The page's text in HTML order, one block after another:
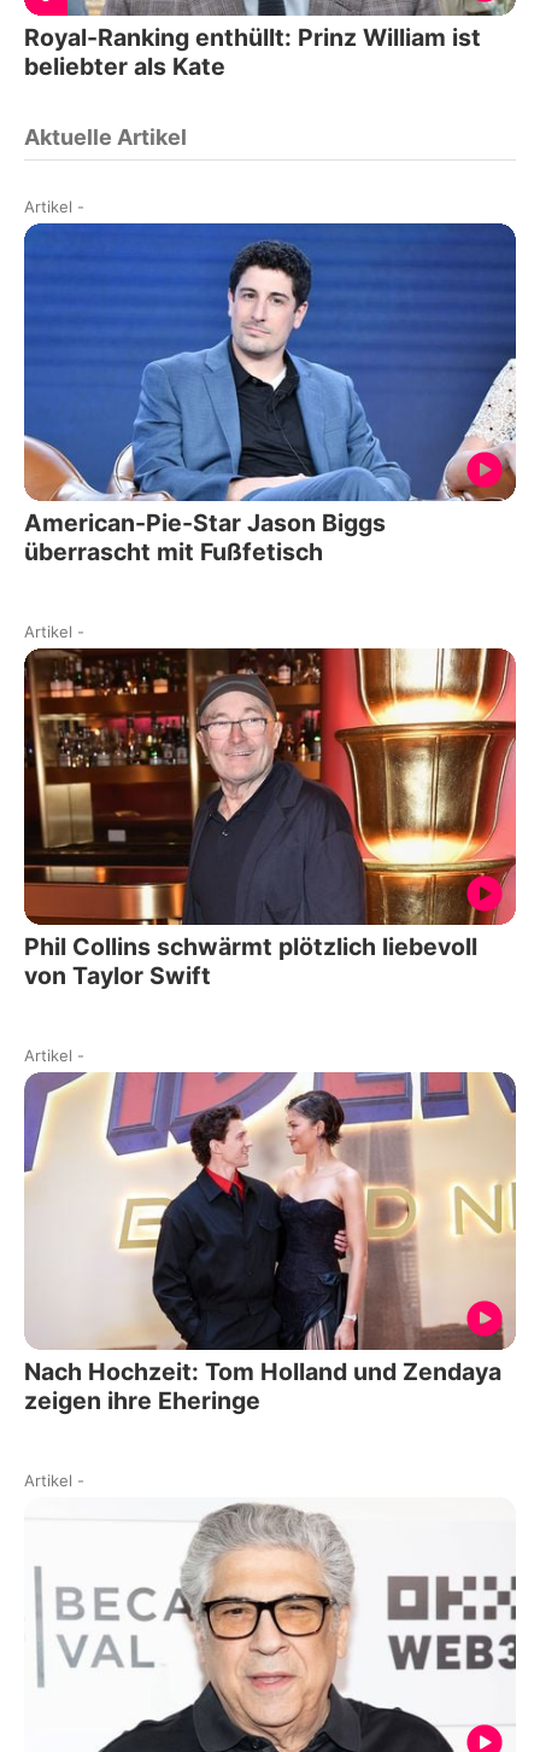
Royal-Ranking enthüllt: Prinz William ist
beliebter als Kate
Aktuelle Artikel
Artikel -
American-Pie-Star Jason Biggs
überrascht mit Fußfetisch
Artikel -
Phil Collins schwärmt plötzlich liebevoll
von Taylor Swift
Artikel -
Nach Hochzeit: Tom Holland und Zendaya
zeigen ihre Eheringe
Artikel -